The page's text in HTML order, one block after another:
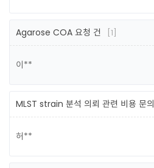
Agarose COA 요청 건 [1]
이**
MLST strain 분석 의뢰 관련 비용 문의
허**